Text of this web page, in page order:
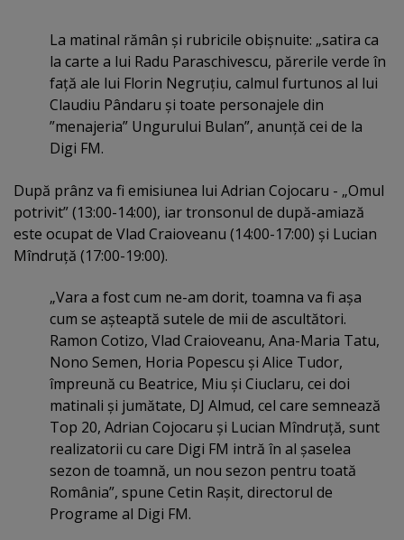
La matinal rămân şi rubricile obişnuite: „satira ca
la carte a lui Radu Paraschivescu, părerile verde în
faţă ale lui Florin Negruţiu, calmul furtunos al lui
Claudiu Pândaru şi toate personajele din
”menajeria” Ungurului Bulan”, anunţă cei de la
Digi FM.
După prânz va fi emisiunea lui Adrian Cojocaru - „Omul
potrivit” (13:00-14:00), iar tronsonul de după-amiază
este ocupat de Vlad Craioveanu (14:00-17:00) şi Lucian
Mîndruţă (17:00-19:00).
„Vara a fost cum ne-am dorit, toamna va fi aşa
cum se aşteaptă sutele de mii de ascultători.
Ramon Cotizo, Vlad Craioveanu, Ana-Maria Tatu,
Nono Semen, Horia Popescu şi Alice Tudor,
împreună cu Beatrice, Miu şi Ciuclaru, cei doi
matinali şi jumătate, DJ Almud, cel care semnează
Top 20, Adrian Cojocaru şi Lucian Mîndruţă, sunt
realizatorii cu care Digi FM intră în al şaselea
sezon de toamnă, un nou sezon pentru toată
România”, spune Cetin Raşit, directorul de
Programe al Digi FM.